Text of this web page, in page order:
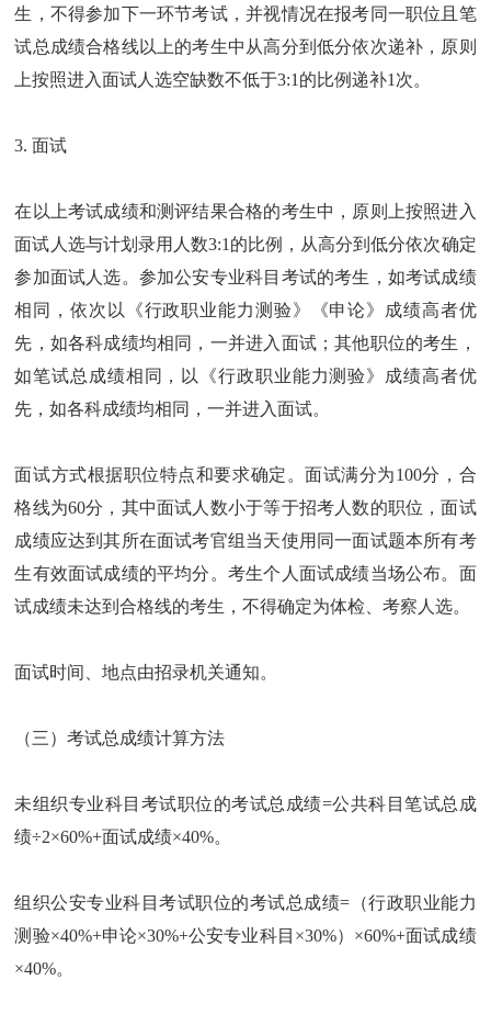
生，不得参加下一环节考试，并视情况在报考同一职位且笔
试总成绩合格线以上的考生中从高分到低分依次递补，原则
上按照进入面试人选空缺数不低于3:1的比例递补1次。
3. 面试
在以上考试成绩和测评结果合格的考生中，原则上按照进入
面试人选与计划录用人数3:1的比例，从高分到低分依次确定
参加面试人选。参加公安专业科目考试的考生，如考试成绩
相同，依次以《行政职业能力测验》《申论》成绩高者优
先，如各科成绩均相同，一并进入面试；其他职位的考生，
如笔试总成绩相同，以《行政职业能力测验》成绩高者优
先，如各科成绩均相同，一并进入面试。
面试方式根据职位特点和要求确定。面试满分为100分，合
格线为60分，其中面试人数小于等于招考人数的职位，面试
成绩应达到其所在面试考官组当天使用同一面试题本所有考
生有效面试成绩的平均分。考生个人面试成绩当场公布。面
试成绩未达到合格线的考生，不得确定为体检、考察人选。
面试时间、地点由招录机关通知。
（三）考试总成绩计算方法
未组织专业科目考试职位的考试总成绩=公共科目笔试总成
绩÷2×60%+面试成绩×40%。
组织公安专业科目考试职位的考试总成绩=（行政职业能力
测验×40%+申论×30%+公安专业科目×30%）×60%+面试成绩
×40%。